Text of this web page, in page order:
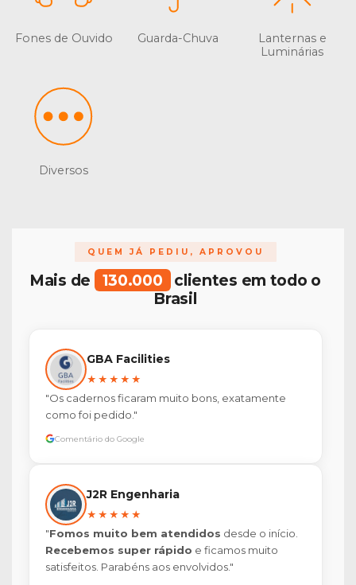
Fones de Ouvido Guarda-Chuva
Lanternas e
Luminárias
Diversos
QUEM JÁ PEDIU, APROVOU
Mais de 130.000
clientes em todo o
Brasil
GBA Facilities
★★★★★
"Os cadernos ficaram muito bons, exatamente
como foi pedido."
Comentário do Google
J2R Engenharia
★★★★★
"Fomos muito bem atendidos desde o início.
Recebemos super rápido e ficamos muito
satisfeitos. Parabéns aos envolvidos."